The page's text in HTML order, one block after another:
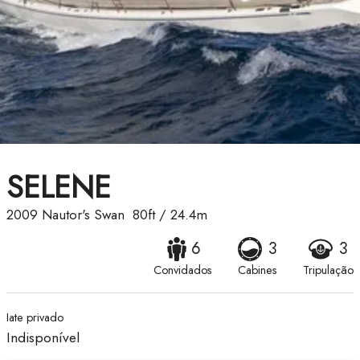
SELENE
2009 Nautor's Swan 80ft/ 24.4m
6
Convidados
3
Cabines
3
Tripulação
Iate privado
Indisponível